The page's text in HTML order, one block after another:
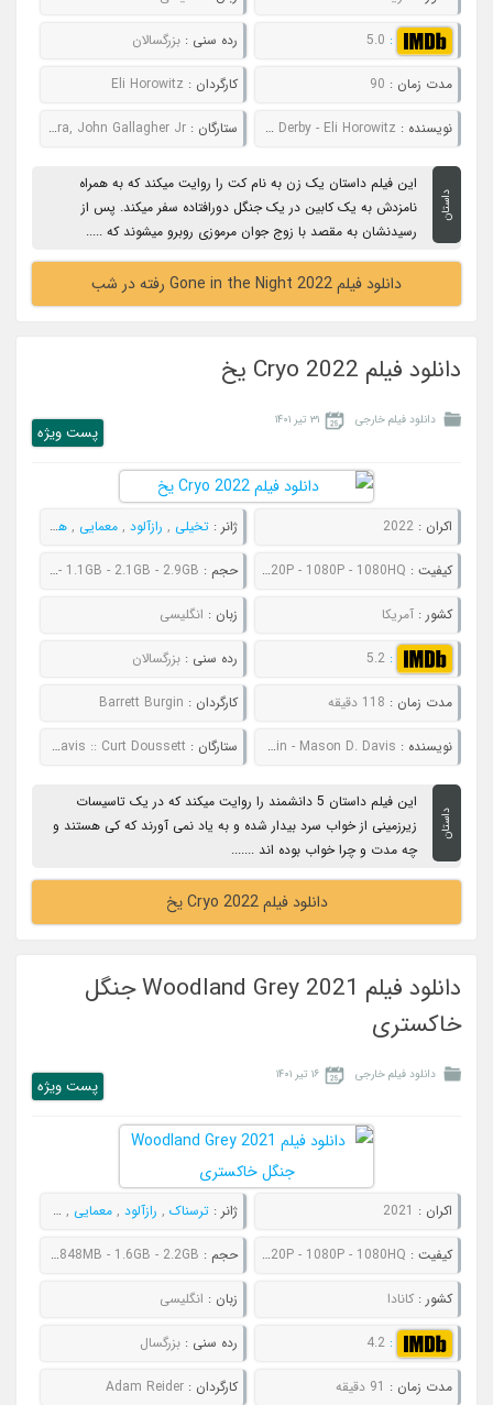
:
5.0 رده سنی : بزرگسالان
مدت زمان : 90 کارگردان : Eli Horowitz
نویسنده : Matthew Derby - Eli Horowitz ستارگان : Winona Ryder, Sedrick Cabrera, John Gallagher Jr.
داستان
این فیلم داستان یک زن به نام کت را روایت میکند که به همراه
نامزدش به یک کابین در یک جنگل دورافتاده سفر میکند. پس از
رسیدنشان به مقصد با زوج جوان مرموزی روبرو میشوند که .....
دانلود فیلم Gone in the Night 2022 رفته در شب
دانلود فیلم Cryo 2022 یخ
دانلود فیلم خارجی ۳۱ تیر ۱۴۰۱
پست ويژه
اکران :2022 ژانر : تخیلی , رازآلود , معمایی , هیجان انگیز
کیفیت : 480P - 720P - 1080P - 1080HQ حجم : 772MB - 1.1GB - 2.1GB - 2.9GB
کشور :آمریکا زبان : انگلیسی
:
5.2 رده سنی : بزرگسالان
مدت زمان : 118 دقیقه کارگردان : Barrett Burgin
نویسنده : Barrett Burgin - Mason D. Davis ستارگان : Jyllian Petrie :: Emily Marie Palmer :: Mason D. Davis :: Curt Doussett
داستان
این فیلم داستان 5 دانشمند را روایت میکند که در یک تاسیسات
زیرزمینی از خواب سرد بیدار شده و به یاد نمی آورند که کی هستند و
چه مدت و چرا خواب بوده اند .......
دانلود فیلم Cryo 2022 یخ
دانلود فیلم Woodland Grey 2021 جنگل
خاکستری
دانلود فیلم خارجی ۱۶ تیر ۱۴۰۱
پست ويژه
اکران : 2021 ژانر : ترسناک , رازآلود , معمایی , هیجان
کیفیت : 480P - 720P - 1080P - 1080HQ حجم : 595MB - 848MB - 1.6GB - 2.2GB
کشور :کانادا زبان : انگلیسی
:
4.2 رده سنی : بزرگسال
مدت زمان : 91 دقیقه کارگردان : Adam Reider